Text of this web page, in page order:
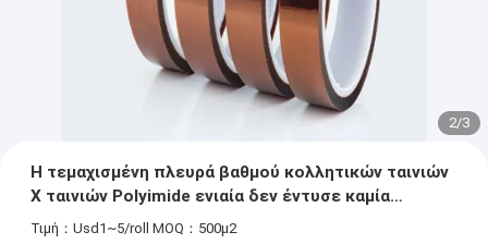
2/3
Η τεμαχισμένη πλευρά βαθμού κολλητικών ταινιών
Χ ταινιών Polyimide ενιαία δεν έντυσε καμία
απελευθέρωση
Τιμή：Usd1~5/roll MOQ：500μ2